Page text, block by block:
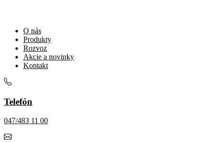
O nás
Produkty
Rozvoz
Akcie a novinky
Kontakt
Telefón
047/483 11 00